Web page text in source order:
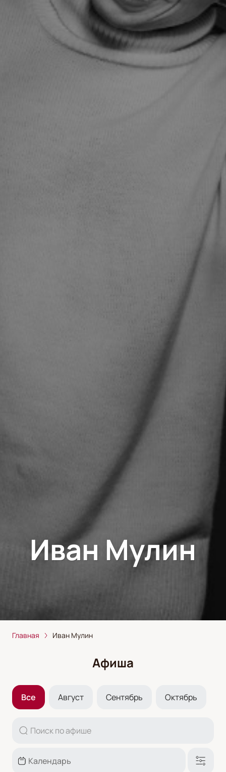
Иван Мулин
Главная Иван Мулин
Афиша
Все Август Сентябрь Октябрь